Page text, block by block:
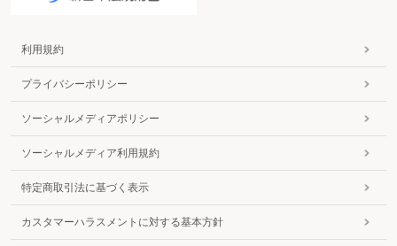
利用規約
プライバシーポリシー
ソーシャルメディアポリシー
ソーシャルメディア利用規約
特定商取引法に基づく表示
カスタマーハラスメントに対する基本方針